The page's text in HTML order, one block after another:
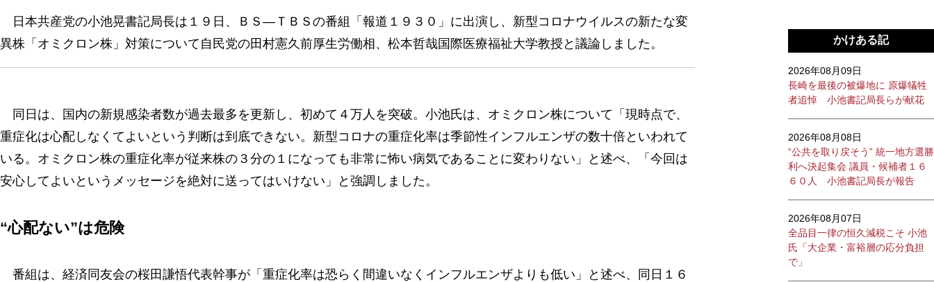
日本共産党の小池晃書記局長は１９日、ＢＳ―ＴＢＳの番組「報道１９３０」に出演し、新型コロナウイルスの新たな変
異株「オミクロン株」対策について自民党の田村憲久前厚生労働相、松本哲哉国際医療福祉大学教授と議論しました。
同日は、国内の新規感染者数が過去最多を更新し、初めて４万人を突破。小池氏は、オミクロン株について「現時点で、
重症化は心配しなくてよいという判断は到底できない。新型コロナの重症化率は季節性インフルエンザの数十倍といわれて
いる。オミクロン株の重症化率が従来株の３分の１になっても非常に怖い病気であることに変わりない」と述べ、「今回は
安心してよいというメッセージを絶対に送ってはいけない」と強調しました。
“心配ない”は危険
番組は、経済同友会の桜田謙悟代表幹事が「重症化率は恐らく間違いなくインフルエンザよりも低い」と述べ、同日１６
かけある記
2026年08月09日
長崎を最後の被爆地に 原爆犠牲
者追悼 小池書記局長らが献花
2026年08月08日
“公共を取り戻そう” 統一地方選勝
利へ決起集会 議員・候補者１６
６０人 小池書記局長が報告
2026年08月07日
全品目一律の恒久減税こそ 小池
氏「大企業・富裕層の応分負担
で」